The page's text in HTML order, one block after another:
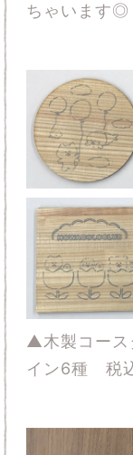
ちゃいます◎
▲木製コー
イン6種 税